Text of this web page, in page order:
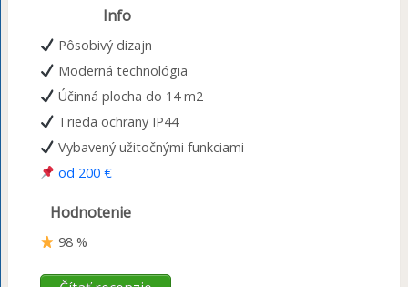
Info
Pôsobivý dizajn
Moderná technológia
Účinná plocha do 14 m2
Trieda ochrany IP44
Vybavený užitočnými funkciami
od 200 €
Hodnotenie
98 %